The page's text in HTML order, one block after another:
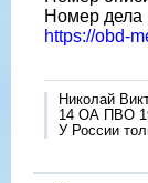
Номер дела
https://obd-
Николай
14 ОА ПВО
У России